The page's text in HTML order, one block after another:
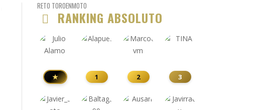
RETO TOROENMOTO
RANKING ABSOLUTO
★ 1 2 3